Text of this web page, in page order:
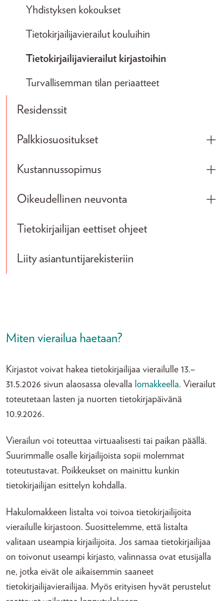
Yhdistyksen kokoukset
Tietokirjailijavierailut kouluihin
Tietokirjailijavierailut kirjastoihin
Turvallisemman tilan periaatteet
Residenssit
Palkkiosuositukset
Kustannussopimus
Oikeudellinen neuvonta
Tietokirjailijan eettiset ohjeet
Liity asiantuntijarekisteriin
Miten vierailua haetaan?
Kirjastot voivat hakea tietokirjailijaa vierailulle 13.–
31.5.2026 sivun alaosassa olevalla lomakkeella. Vierailut
toteutetaan lasten ja nuorten tietokirjapäivänä
10.9.2026.
Vierailun voi toteuttaa virtuaalisesti tai paikan päällä.
Suurimmalle osalle kirjailijoista sopii molemmat
toteutustavat. Poikkeukset on mainittu kunkin
tietokirjailijan esittelyn kohdalla.
Hakulomakkeen listalta voi toivoa tietokirjailijoita
vierailulle kirjastoon. Suosittelemme, että listalta
valitaan useampia kirjailijoita. Jos samaa tietokirjailijaa
on toivonut useampi kirjasto, valinnassa ovat etusijalla
ne, jotka eivät ole aikaisemmin saaneet
tietokirjailijavierailijaa. Myös erityisen hyvät perustelut